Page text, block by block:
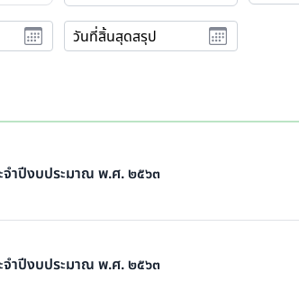
วันที่สิ้นสุดสรุป
ำปีงบประมาณ พ.ศ. ๒๕๖๓
ำปีงบประมาณ พ.ศ. ๒๕๖๓